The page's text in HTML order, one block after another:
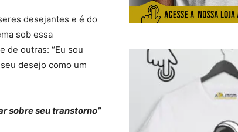
desejantes e é do
sob essa
de outras: “Eu sou
desejo como um
sobre seu transtorno”